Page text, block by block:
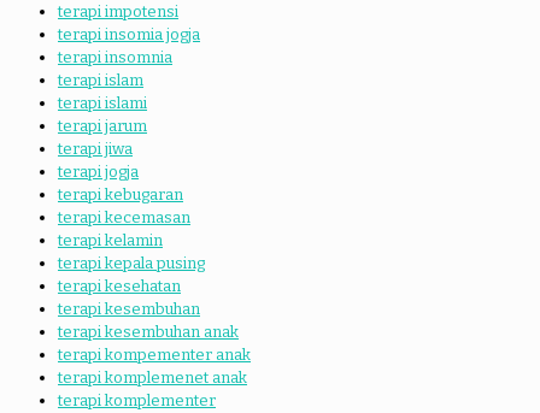
terapi impotensi
terapi insomia jogja
terapi insomnia
terapi islam
terapi islami
terapi jarum
terapi jiwa
terapi jogja
terapi kebugaran
terapi kecemasan
terapi kelamin
terapi kepala pusing
terapi kesehatan
terapi kesembuhan
terapi kesembuhan anak
terapi kompementer anak
terapi komplemenet anak
terapi komplementer